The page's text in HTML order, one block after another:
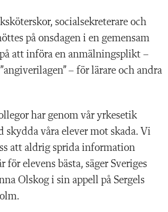
socialsekreterare och
på onsdagen i en gemensam
att införa en anmälningsplikt –
– för lärare och andra
har genom vår yrkesetik
våra elever mot skada. Vi
att aldrig sprida information
för elevens bästa, säger Sveriges
Olskog i sin appell på Sergels